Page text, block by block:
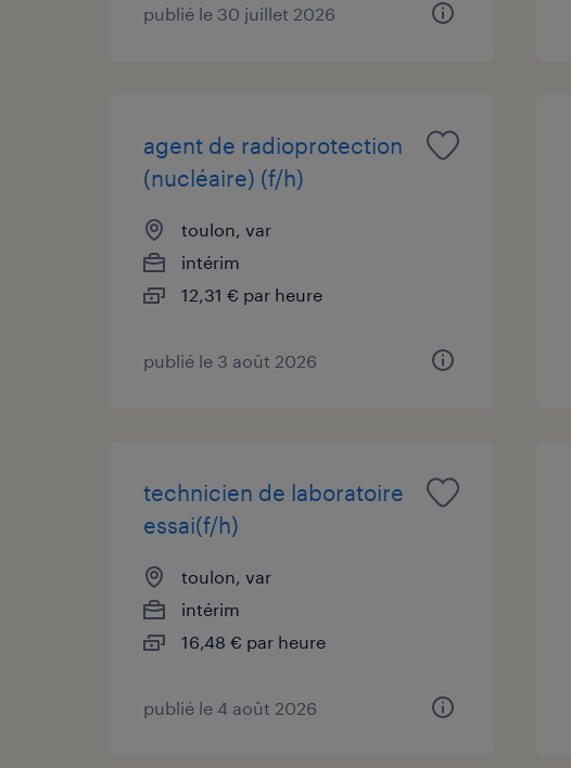
publié le 30 juillet 2026
agent de radioprotection
(nucléaire) (f/h)
toulon, var
intérim
12,31 € par heure
publié le 3 août 2026
technicien de laboratoire
essai(f/h)
toulon, var
intérim
16,48 € par heure
publié le 4 août 2026